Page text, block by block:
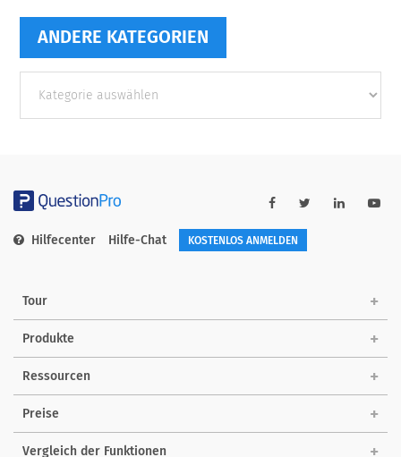
ANDERE KATEGORIEN
Kategorien
Hilfecenter Hilfe-Chat KOSTENLOS ANMELDEN
Tour
Produkte
Ressourcen
Preise
Vergleich der Funktionen